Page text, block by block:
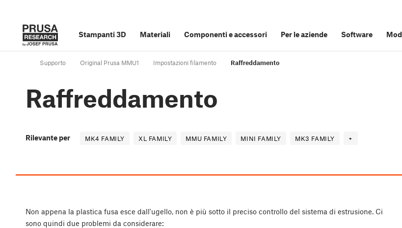
Stampanti 3D Materiali Componenti e accessori Per le aziende Software
Supporto Original Prusa MMU1 Impostazioni filamento Raffreddamento
Raffreddamento
Rilevante per MK4 FAMILY XL FAMILY MMU FAMILY MINI FAMILY MK3 FAMILY +
Non appena la plastica fusa esce dall'ugello, non è più sotto il preciso controllo del sistema di estrusione. Ci
sono quindi due problemi da considerare: